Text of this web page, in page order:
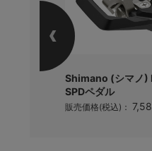
Shimano (シマノ)
SPDペダル
販売価格(税込)：